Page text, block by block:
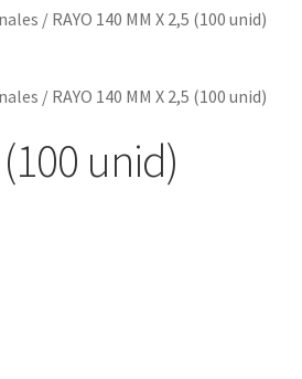
/ RAYO 140 MM X 2,5 (100 unid)
/ RAYO 140 MM X 2,5 (100 unid)
(100 unid)